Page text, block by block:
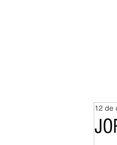
12 de